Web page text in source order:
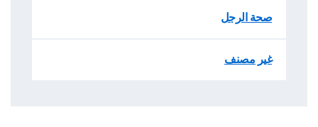
صحة الرجل
غير مصنف